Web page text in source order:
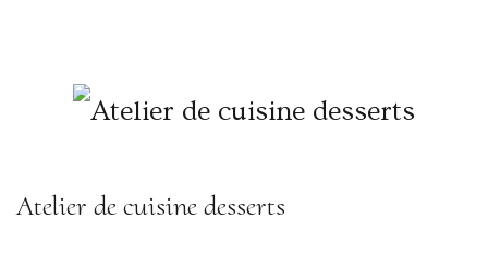
Atelier de cuisine desserts